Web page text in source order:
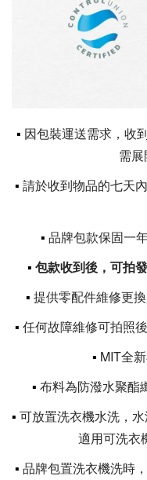
▪ 因包裝運送需求，收
需
▪ 請於收到物品的七天
▪ 品牌包款保固一
▪ 包款收到後，可拍
▪ 提供零配件維修更
▪ 任何故障維修可拍照
▪ MIT全
▪ 布料為防潑水聚酯
▪ 可放置洗衣機水洗，
適用可洗衣
▪ 品牌包置洗衣機洗時